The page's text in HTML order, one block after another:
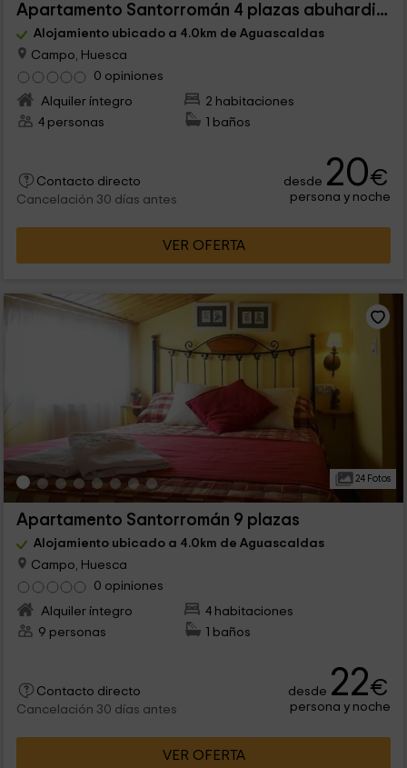
Apartamento Santorromán 4 plazas abuhardillado
Alojamiento ubicado a 4.0km de Aguascaldas
Campo, Huesca
0 opiniones
Alquiler íntegro
2 habitaciones
4 personas
1 baños
Contacto directo
Cancelación 30 días antes
desde 20€
persona y noche
VER OFERTA
24 Fotos
Apartamento Santorromán 9 plazas
Alojamiento ubicado a 4.0km de Aguascaldas
Campo, Huesca
0 opiniones
Alquiler íntegro
4 habitaciones
9 personas
1 baños
Contacto directo
Cancelación 30 días antes
desde 22€
persona y noche
VER OFERTA